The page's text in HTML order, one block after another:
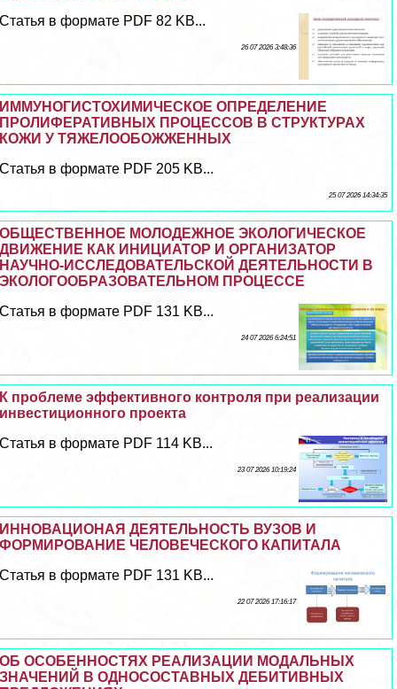
Статья в формате PDF 82 KB...
26 07 2026 3:48:36
ИММУНОГИСТОХИМИЧЕСКОЕ ОПРЕДЕЛЕНИЕ
ПРОЛИФЕРАТИВНЫХ ПРОЦЕССОВ В СТРУКТУРАХ
КОЖИ У ТЯЖЕЛООБОЖЖЕННЫХ
Статья в формате PDF 205 KB...
25 07 2026 14:34:35
ОБЩЕСТВЕННОЕ МОЛОДЕЖНОЕ ЭКОЛОГИЧЕСКОЕ
ДВИЖЕНИЕ КАК ИНИЦИАТОР И ОРГАНИЗАТОР
НАУЧНО-ИССЛЕДОВАТЕЛЬСКОЙ ДЕЯТЕЛЬНОСТИ В
ЭКОЛОГООБРАЗОВАТЕЛЬНОМ ПРОЦЕССЕ
Статья в формате PDF 131 KB...
24 07 2026 6:24:51
К проблеме эффективного контроля при реализации
инвестиционного проекта
Статья в формате PDF 114 KB...
23 07 2026 10:19:24
ИННОВАЦИОНАЯ ДЕЯТЕЛЬНОСТЬ ВУЗОВ И
ФОРМИРОВАНИЕ ЧЕЛОВЕЧЕСКОГО КАПИТАЛА
Статья в формате PDF 131 KB...
22 07 2026 17:16:17
ОБ ОСОБЕННОСТЯХ РЕАЛИЗАЦИИ МОДАЛЬНЫХ
ЗНАЧЕНИЙ В ОДНОСОСТАВНЫХ ДЕБИТИВНЫХ